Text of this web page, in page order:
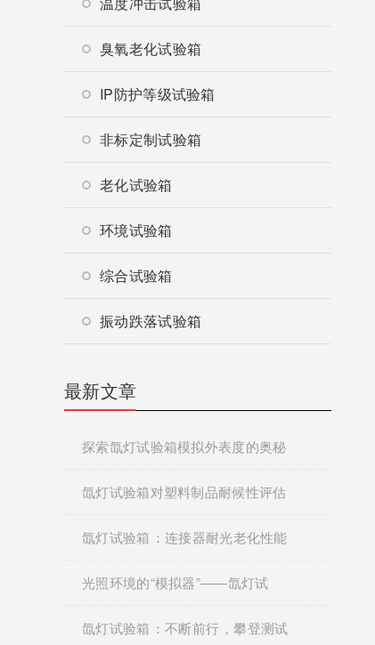
臭氧老化试验箱
IP防护等级试验箱
非标定制试验箱
老化试验箱
环境试验箱
综合试验箱
振动跌落试验箱
最新文章
探索氙灯试验箱模拟外表度的奥秘
氙灯试验箱对塑料制品耐候性评估
氙灯试验箱：连接器耐光老化性能
光照环境的“模拟器”——氙灯试
氙灯试验箱：不断前行，攀登测试